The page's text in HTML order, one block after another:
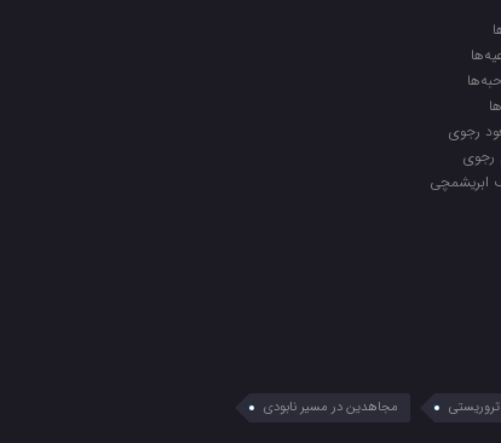
رجوی
رجوی
ابریشمچی
مجاهدین در مسیر نابودی